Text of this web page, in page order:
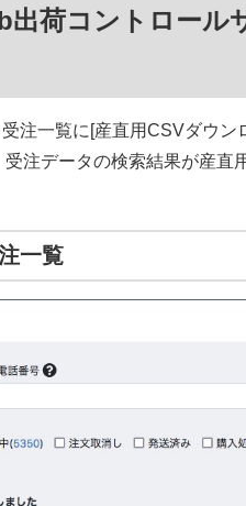
出荷コントロール
注一覧に[産直用CSVダウン
注データの検索結果が産直
一覧